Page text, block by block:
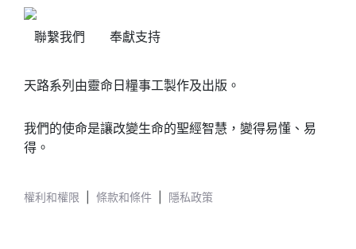
聯繫我們 奉獻支持
天路系列由靈命日糧事工製作及出版。
我們的使命是讓改變生命的聖經智慧，變得易懂、易
得。
權利和權限 條款和條件 隱私政策